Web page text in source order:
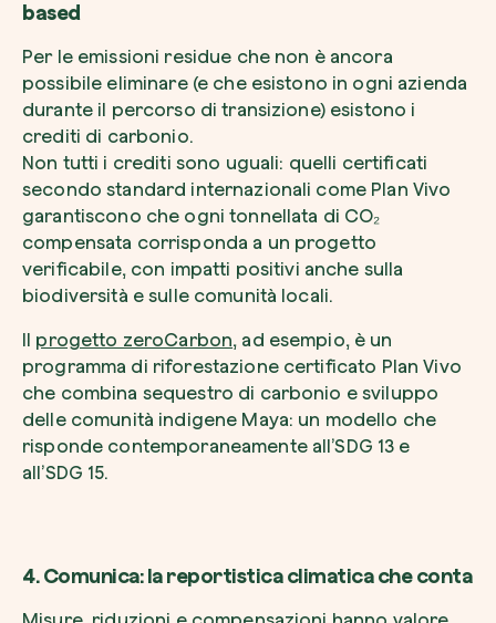
based
Per le emissioni residue che non è ancora
possibile eliminare (e che esistono in ogni azienda
durante il percorso di transizione) esistono i
crediti di carbonio.
Non tutti i crediti sono uguali: quelli certificati
secondo standard internazionali come Plan Vivo
garantiscono che ogni tonnellata di CO₂
compensata corrisponda a un progetto
verificabile, con impatti positivi anche sulla
biodiversità e sulle comunità locali.
Il progetto zeroCarbon, ad esempio, è un
programma di riforestazione certificato Plan Vivo
che combina sequestro di carbonio e sviluppo
delle comunità indigene Maya: un modello che
risponde contemporaneamente all’SDG 13 e
all’SDG 15.
4. Comunica: la reportistica climatica che conta